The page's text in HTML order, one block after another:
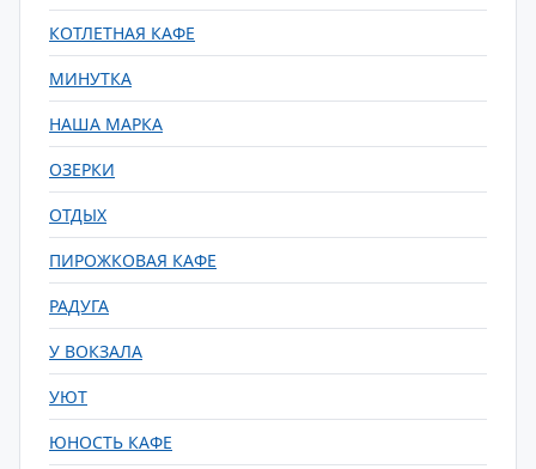
КОТЛЕТНАЯ КАФЕ
МИНУТКА
НАША МАРКА
ОЗЕРКИ
ОТДЫХ
ПИРОЖКОВАЯ КАФЕ
РАДУГА
У ВОКЗАЛА
УЮТ
ЮНОСТЬ КАФЕ